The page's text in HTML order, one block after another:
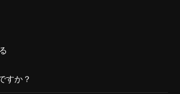
すか？